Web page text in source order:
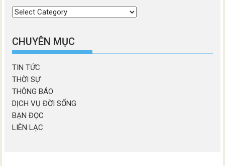
Chọn
mục
CHUYÊN MỤC
TIN TỨC
THỜI SỰ
THÔNG BÁO
DỊCH VỤ ĐỜI SỐNG
BẠN ĐỌC
LIÊN LẠC